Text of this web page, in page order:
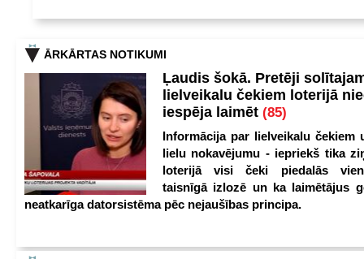
ĀRKĀRTAS NOTIKUMI
Ļaudis šokā. Pretēji
lielveikalu čekiem loterijā
iespēja laimēt (85)
Informācija par lielveikalu čekiem
lielu nokavējumu - iepriekš tika
loterijā visi čeki piedalās
taisnīgā izlozē un ka laimētājus
neatkarīga datorsistēma pēc nejaušības principa.